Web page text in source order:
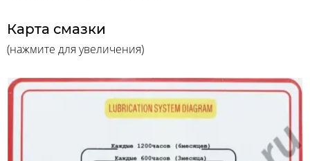
Карта смазки
(нажмите для увеличения)